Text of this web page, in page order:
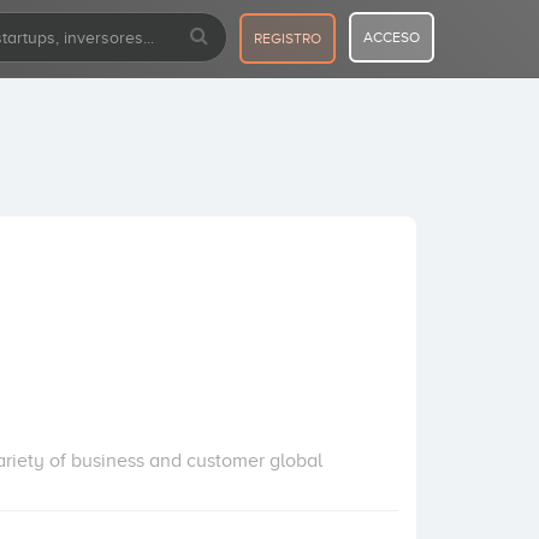
REGISTRO ACCESO
of business and customer global